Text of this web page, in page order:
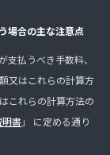
場合の主な注意点
払うべき手数料、
又はこれらの計算方
これらの計算方法の
明書」 に定める通り